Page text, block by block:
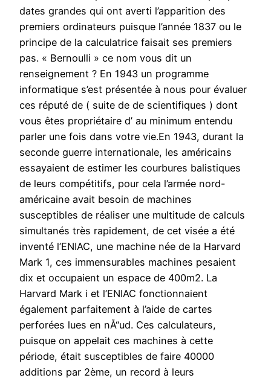
dates grandes qui ont averti l’apparition des
premiers ordinateurs puisque l’année 1837 ou le
principe de la calculatrice faisait ses premiers
pas. « Bernoulli » ce nom vous dit un
renseignement ? En 1943 un programme
informatique s’est présentée à nous pour évaluer
ces réputé de ( suite de de scientifiques ) dont
vous êtes propriétaire d’ au minimum entendu
parler une fois dans votre vie.En 1943, durant la
seconde guerre internationale, les américains
essayaient de estimer les courbures balistiques
de leurs compétitifs, pour cela l’armée nord-
américaine avait besoin de machines
susceptibles de réaliser une multitude de calculs
simultanés très rapidement, de cet visée a été
inventé l’ENIAC, une machine née de la Harvard
Mark 1, ces immensurables machines pesaient
dix et occupaient un espace de 400m2. La
Harvard Mark i et l’ENIAC fonctionnaient
également parfaitement à l’aide de cartes
perforées lues en nÅ“ud. Ces calculateurs,
puisque on appelait ces machines à cette
période, était susceptibles de faire 40000
additions par 2ème, un record à leurs